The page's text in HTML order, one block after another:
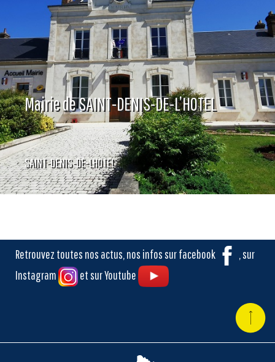
Mairie de SAINT-DENIS-DE-L’HOTEL
SAINT-DENIS-DE-LHOTEL
Retrouvez toutes nos actus, nos infos sur facebook
, sur
Instagram
et sur Youtube